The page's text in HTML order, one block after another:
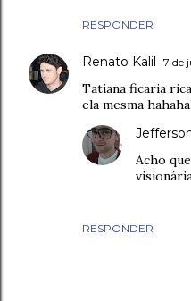
RESPONDER
Renato Kalil 7 de
Tatiana ficaria
ela mesma
RESPONDER
Acho